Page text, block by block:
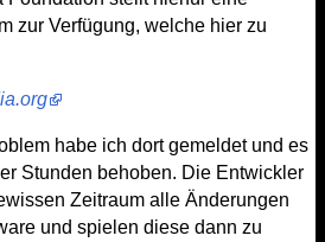
zur Verfügung, welche hier zu
habe ich dort gemeldet und es
Stunden behoben. Die Entwickler
Zeitraum alle Änderungen
und spielen diese dann zu